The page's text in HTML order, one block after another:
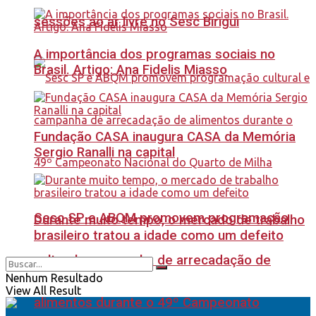
sessões ao ar livre no Sesc Birigui
Sesc SP e ABQM promovem programação
cultural e campanha de arrecadação de
alimentos durante o 49º Campeonato
A importância dos programas sociais no
Brasil. Artigo: Ana Fidelis Miasso
Fundação CASA inaugura CASA da Memória
Sergio Ranalli na capital
Durante muito tempo, o mercado de trabalho
brasileiro tratou a idade como um defeito
Nenhum Resultado
View All Result